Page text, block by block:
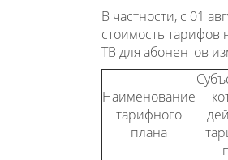
В частности, с 01
стоимость тарифов
ТВ для абонентов
Наименование
тарифного
плана